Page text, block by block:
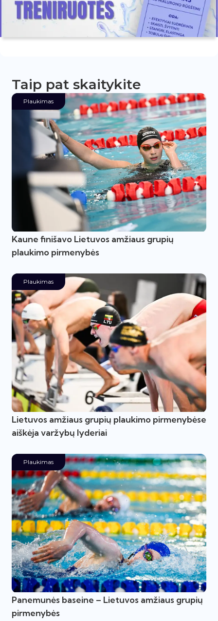
Taip pat skaitykite
Plaukimas
Kaune finišavo Lietuvos amžiaus grupių
plaukimo pirmenybės
Plaukimas
Lietuvos amžiaus grupių plaukimo pirmenybėse
aiškėja varžybų lyderiai
Plaukimas
Panemunės baseine – Lietuvos amžiaus grupių
pirmenybės